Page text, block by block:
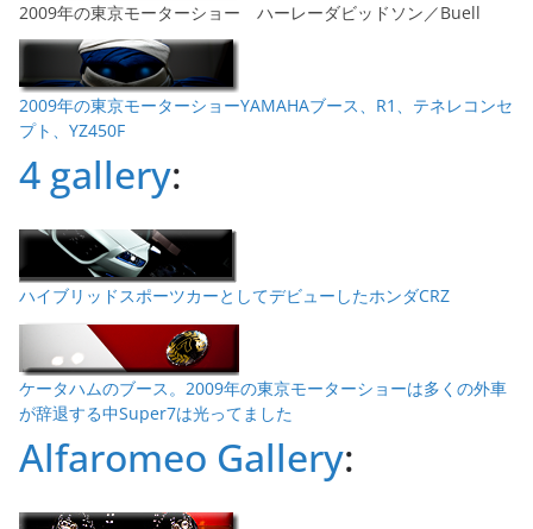
2009年の東京モーターショー ハーレーダビッドソン／Buell
2009年の東京モーターショーYAMAHAブース、R1、テネレコンセ
プト、YZ450F
4 gallery:
ハイブリッドスポーツカーとしてデビューしたホンダCRZ
ケータハムのブース。2009年の東京モーターショーは多くの外車
が辞退する中Super7は光ってました
Alfaromeo Gallery: